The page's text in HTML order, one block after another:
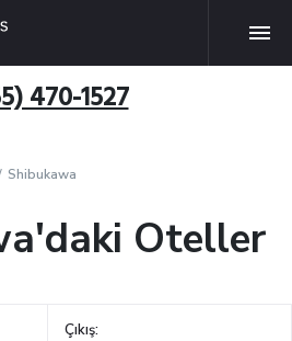
470-1527
Shibukawa
Oteller
Çıkış: